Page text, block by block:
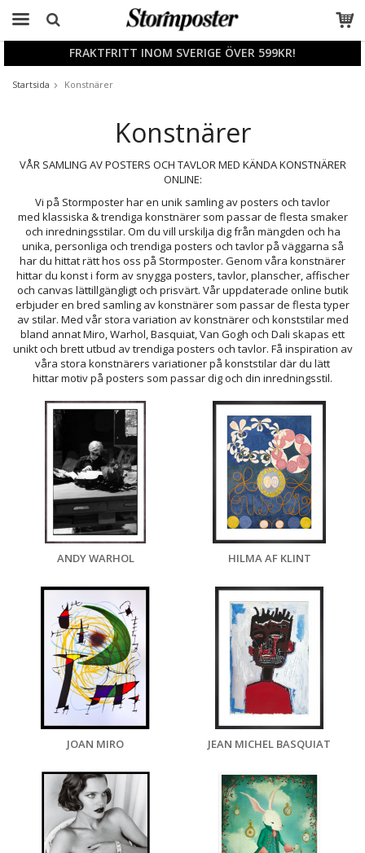
FRAKTFRITT INOM SVERIGE ÖVER 599KR!
Startsida Konstnärer
Konstnärer
VÅR SAMLING AV POSTERS OCH TAVLOR MED KÄNDA KONSTNÄRER
ONLINE:
Vi på Stormposter har en unik samling av posters och tavlor
med klassiska & trendiga konstnärer som passar de flesta smaker
och inredningsstilar. Om du vill urskilja dig från mängden och ha
unika, personliga och trendiga posters och tavlor på väggarna så
har du hittat rätt hos oss på Stormposter. Genom våra konstnärer
hittar du konst i form av snygga posters, tavlor, planscher, affischer
och canvas lättillgängligt och prisvärt. Vår uppdaterade online butik
erbjuder en bred samling av konstnärer som passar de flesta typer
av stilar. Med vår stora variation av konstnärer och konststilar med
bland annat Miro, Warhol, Basquiat, Van Gogh och Dali skapas ett
unikt och brett utbud av trendiga posters och tavlor. Få inspiration av
våra stora konstnärers variationer på konststilar där du lätt
hittar motiv på posters som passar dig och din inredningsstil.
ANDY WARHOL HILMA AF KLINT
JOAN MIRO JEAN MICHEL BASQUIAT